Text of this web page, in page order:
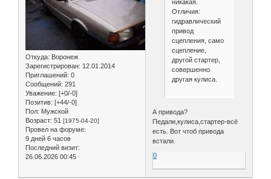
Откуда: Воронеж
Зарегистрирован: 12.01.2014
Приглашений: 0
Сообщений: 291
Уважение: [+0/-0]
Позитив: [+44/-0]
Пол: Мужской
Возраст: 51 [1975-04-20]
Провел на форуме:
9 дней 6 часов
Последний визит:
26.06.2026 00:45
никакая.
Отличия:
гидравлический
привод
сцепления, само
сцепление,
другой стартер,
совершенно
другая кулиса.
А привода?
Педали,кулиса,стартер-всё
есть. Вот чтоб привода
встали.
0